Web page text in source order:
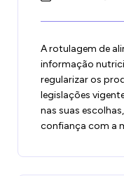
A rotulagem de
informação
regularizar os
legislações
nas suas
confiança com a